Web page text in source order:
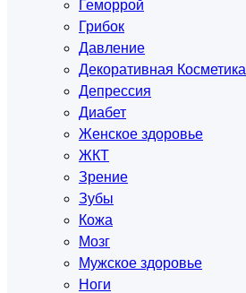
Геморрой
Грибок
Давление
Декоративная Косметика
Депрессия
Диабет
Женское здоровье
ЖКТ
Зрение
Зубы
Кожа
Мозг
Мужское здоровье
Ноги